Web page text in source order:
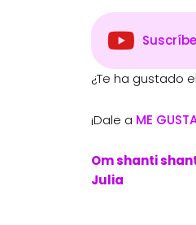
¿Te ha gustado
¡Dale a ME
Om shanti
Julia